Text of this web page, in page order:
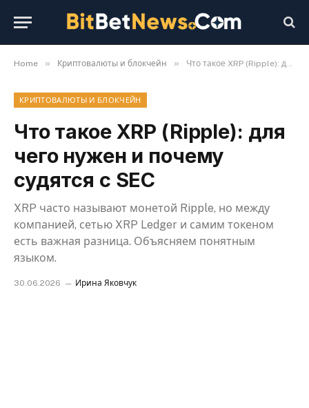
Home » Криптовалюты и блокчейн » Что такое XRP (Ripple): для чего нужен и почему судятся с SEC
КРИПТОВАЛЮТЫ И БЛОКЧЕЙН
Что такое XRP (Ripple): для
чего нужен и почему
судятся с SEC
XRP часто называют монетой Ripple, но между
компанией, сетью XRP Ledger и самим токеном
есть важная разница. Объясняем понятным
языком.
30.06.2026 Ирина Яковчук